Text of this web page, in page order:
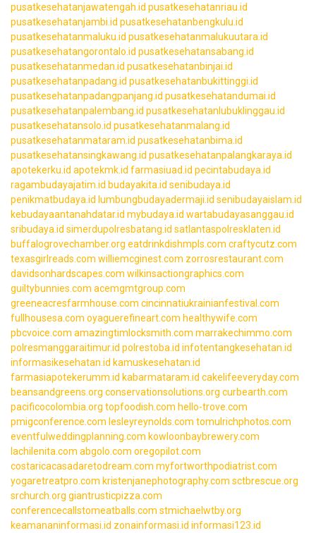
pusatkesehatanjawatengah.id pusatkesehatanriau.id
pusatkesehatanjambi.id pusatkesehatanbengkulu.id
pusatkesehatanmaluku.id pusatkesehatanmalukuutara.id
pusatkesehatangorontalo.id pusatkesehatansabang.id
pusatkesehatanmedan.id pusatkesehatanbinjai.id
pusatkesehatanpadang.id pusatkesehatanbukittinggi.id
pusatkesehatanpadangpanjang.id pusatkesehatandumai.id
pusatkesehatanpalembang.id pusatkesehatanlubuklinggau.id
pusatkesehatansolo.id pusatkesehatanmalang.id
pusatkesehatanmataram.id pusatkesehatanbima.id
pusatkesehatansingkawang.id pusatkesehatanpalangkaraya.id
apotekerku.id apotekmk.id farmasiuad.id pecintabudaya.id
ragambudayajatim.id budayakita.id senibudaya.id
penikmatbudaya.id lumbungbudayadermaji.id senibudayaislam.id
kebudayaantanahdatar.id mybudaya.id wartabudayasanggau.id
sribudaya.id simerdupolresbatang.id satlantaspolresklaten.id
buffalogrovechamber.org eatdrinkdishmpls.com craftycutz.com
texasgirlreads.com williemcginest.com zorrosrestaurant.com
davidsonhardscapes.com wilkinsactiongraphics.com
guiltybunnies.com acemgmtgroup.com
greeneacresfarmhouse.com cincinnatiukrainianfestival.com
fullhousesa.com oyaguerefineart.com healthywife.com
pbcvoice.com amazingtimlocksmith.com marrakechimmo.com
polresmanggaraitimur.id polrestoba.id infotentangkesehatan.id
informasikesehatan.id kamuskesehatan.id
farmasiapotekerumm.id kabarmataram.id cakelifeeveryday.com
beansandgreens.org conservationsolutions.org curbearth.com
pacificocolombia.org topfoodish.com hello-trove.com
pmigconference.com lesleyreynolds.com tomulrichphotos.com
eventfulweddingplanning.com kowloonbaybrewery.com
lachilenita.com abgolo.com oregopilot.com
costaricacasadaretodream.com myfortworthpodiatrist.com
yogaretreatpro.com kristenjanephotography.com sctbrescue.org
srchurch.org giantrusticpizza.com
conferencecallstomeatballs.com stmichaelwtby.org
keamananinformasi.id zonainformasi.id informasi123.id